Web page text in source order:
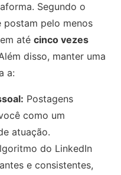
Segundo o
postam pelo menos
até cinco vezes
disso, manter uma
a:
Postagens
como um
atuação.
do LinkedIn
e consistentes,